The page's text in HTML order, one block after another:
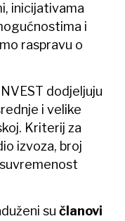
inicijativama
i
raspravu o
dodjeljuju
i velike
Kriterij za
izvoza, broj
su članovi